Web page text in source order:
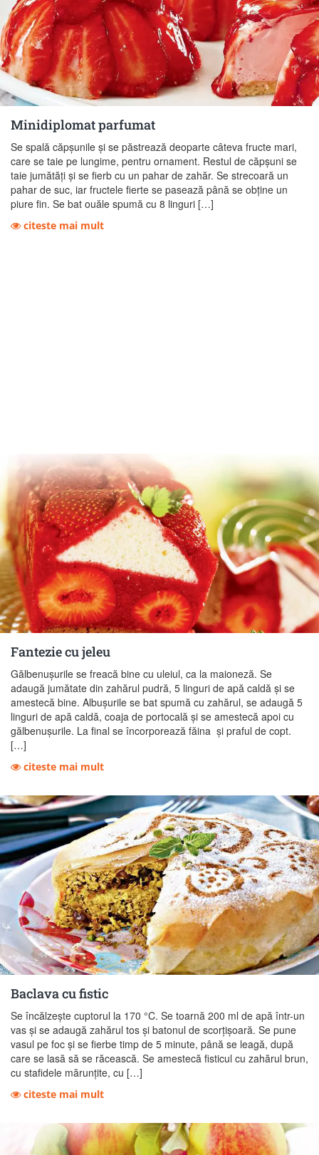
Minidiplomat parfumat
Se spală căpşunile şi se păstrează deoparte câteva fructe mari,
care se taie pe lungime, pentru ornament. Restul de căpşuni se
taie jumătăţi şi se fierb cu un pahar de zahăr. Se strecoară un
pahar de suc, iar fructele fierte se pasează până se obţine un
piure fin. Se bat ouăle spumă cu 8 linguri […]
citeste mai mult
Fantezie cu jeleu
Gălbenuşurile se freacă bine cu uleiul, ca la maioneză. Se
adaugă jumătate din zahărul pudră, 5 linguri de apă caldă şi se
amestecă bine. Albuşurile se bat spumă cu zahărul, se adaugă 5
linguri de apă caldă, coaja de portocală şi se amestecă apoi cu
gălbenuşurile. La final se încorporează făina şi praful de copt.
[…]
citeste mai mult
Baclava cu fistic
Se încălzeşte cuptorul la 170 °C. Se toarnă 200 ml de apă într-un
vas şi se adaugă zahărul tos şi batonul de scorţişoară. Se pune
vasul pe foc şi se fierbe timp de 5 minute, până se leagă, după
care se lasă să se răcească. Se amestecă fisticul cu zahărul brun,
cu stafidele mărunţite, cu […]
citeste mai mult